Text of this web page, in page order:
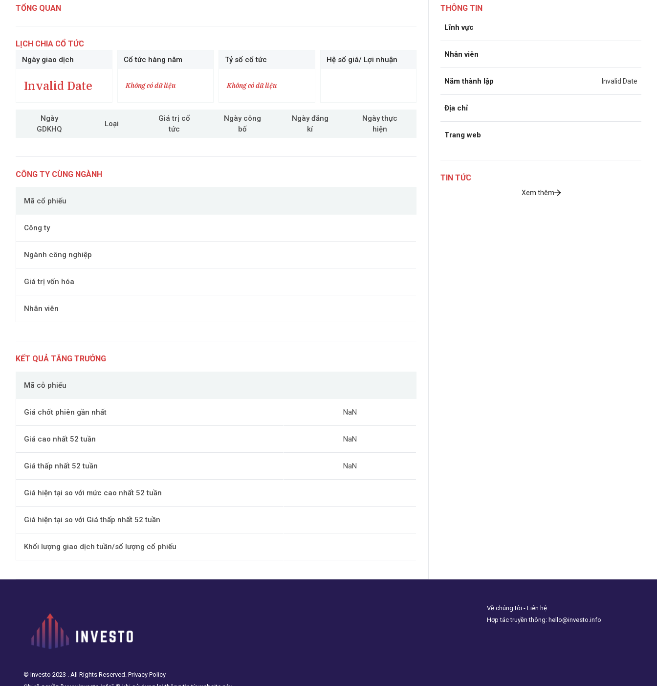
TỔNG QUAN
LỊCH CHIA CỔ TỨC
Ngày giao dịch
Invalid Date
Cổ tức hàng năm
Không có dữ liệu
Tỷ số cổ tức
Không có dữ liệu
Hệ số giá/ Lợi nhuận
Ngày
GDKHQ
Loại
Giá trị cổ
tức
Ngày công
bố
Ngày đăng
kí
Ngày thực
hiện
CÔNG TY CÙNG NGÀNH
Mã cổ phiếu
Công ty
Ngành công nghiệp
Giá trị vốn hóa
Nhân viên
KẾT QUẢ TĂNG TRƯỞNG
Mã cỗ phiếu
Giá chốt phiên gần nhất NaN
Giá cao nhất 52 tuần NaN
Giá thấp nhất 52 tuần NaN
Giá hiện tại so với mức cao nhất 52 tuần
Giá hiện tại so với Giá thấp nhất 52 tuần
Khối lượng giao dịch tuần/số lượng cổ phiếu
THÔNG TIN
Lĩnh vực
Nhân viên
Năm thành lập Invalid Date
Địa chỉ
Trang web
TIN TỨC
Xem thêm
© Investo 2023 . All Rights Reserved. Privacy Policy
Về chúng tôi - Liên hệ
Hợp tác truyền thông: hello@investo.info